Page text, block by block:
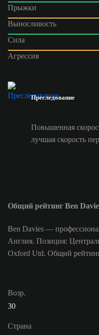
Прыжки
Выносливость
Сила
Агрессия
Преследование
Повышенная
лучшая скорость
Общий рейтинг Ben
Ben Davies —
Англия. Позиция:
Oxford Utd. Общий
Возр.
30
Страна